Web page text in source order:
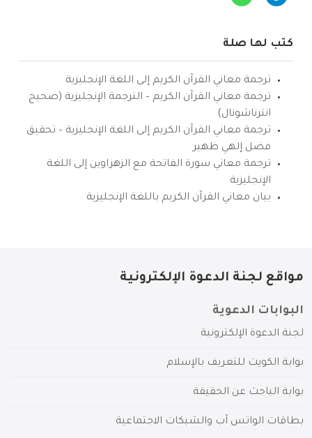
كتب لها صلة
ترجمة معاني القرآن الكريم إلى اللغة الإنجليزية
ترجمة معاني القرآن الكريم – الترجمة الإنجليزية (صحيح
انترناشونال)
ترجمة معاني القرآن الكريم إلى اللغة الإنجليزية – تحقيق
فضل إلهي ظهير
ترجمة معاني سورة الفاتحة مع الزهراوين إلى اللغة
الإنجليزية
بيان معاني القرآن الكريم باللغة الإنجليزية
مواقع لجنة الدعوة الإلكترونية
البوابات الدعوية
لجنة الدعوة الإلكترونية
بوابة الكويت للتعريف بالإسلام
بوابة الباحث عن الحقيقة
بطاقات الواتس آب والشبكات الاجتماعية